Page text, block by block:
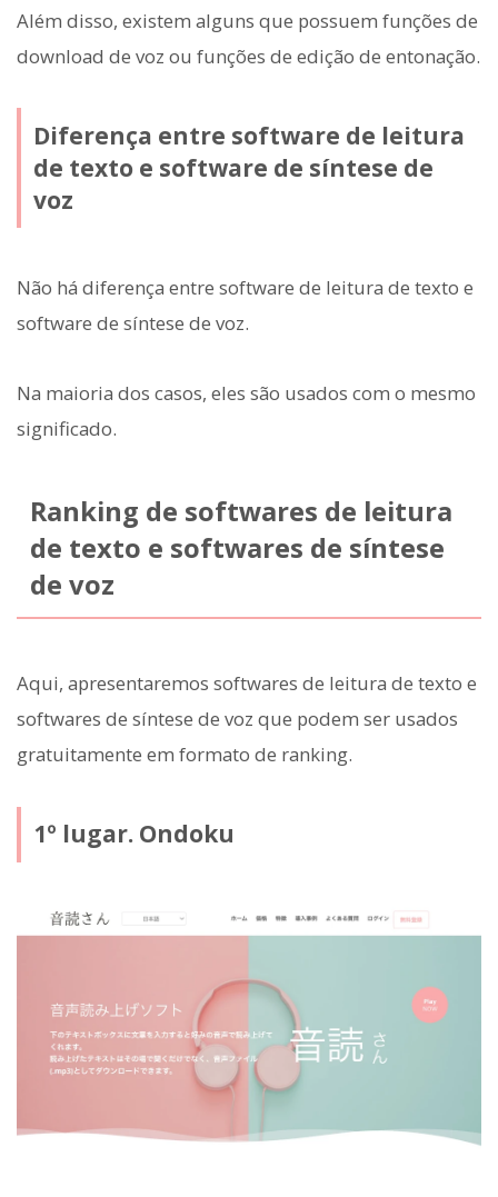
Além disso, existem alguns que possuem funções de
download de voz ou funções de edição de entonação.
Diferença entre software de leitura
de texto e software de síntese de
voz
Não há diferença entre software de leitura de texto e
software de síntese de voz.
Na maioria dos casos, eles são usados com o mesmo
significado.
Ranking de softwares de leitura
de texto e softwares de síntese
de voz
Aqui, apresentaremos softwares de leitura de texto e
softwares de síntese de voz que podem ser usados
gratuitamente em formato de ranking.
1º lugar. Ondoku